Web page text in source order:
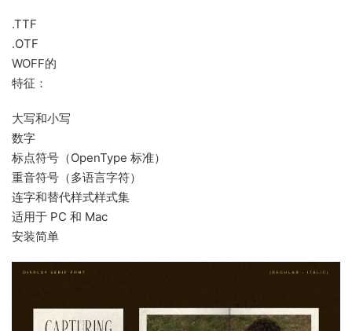
.TTF
.OTF
WOFF的
特征：
大写和小写
数字
标点符号（OpenType 标准）
重音符号（多语言字符）
连字和替代样式样式集
适用于 PC 和 Mac
安装简单